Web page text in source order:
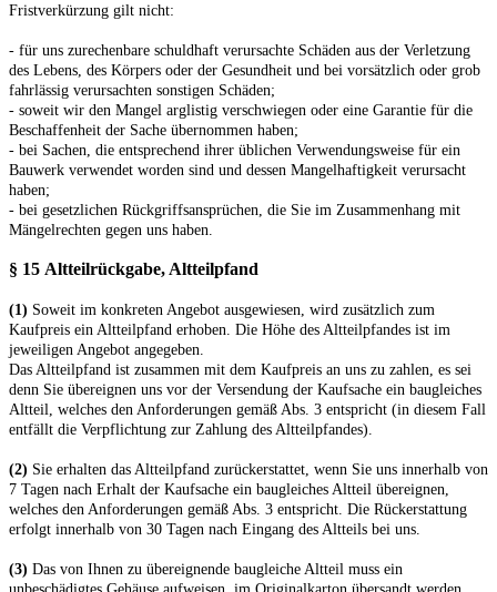
Fristverkürzung gilt nicht:
- für uns zurechenbare schuldhaft verursachte Schäden aus der Verletzung
des Lebens, des Körpers oder der Gesundheit und bei vorsätzlich oder grob
fahrlässig verursachten sonstigen Schäden;
- soweit wir den Mangel arglistig verschwiegen oder eine Garantie für die
Beschaffenheit der Sache übernommen haben;
- bei Sachen, die entsprechend ihrer üblichen Verwendungsweise für ein
Bauwerk verwendet worden sind und dessen Mangelhaftigkeit verursacht
haben;
- bei gesetzlichen Rückgriffsansprüchen, die Sie im Zusammenhang mit
Mängelrechten gegen uns haben.
§ 15 Altteilrückgabe, Altteilpfand
(1) Soweit im konkreten Angebot ausgewiesen, wird zusätzlich zum
Kaufpreis ein Altteilpfand erhoben. Die Höhe des Altteilpfandes ist im
jeweiligen Angebot angegeben.
Das Altteilpfand ist zusammen mit dem Kaufpreis an uns zu zahlen, es sei
denn Sie übereignen uns vor der Versendung der Kaufsache ein baugleiches
Altteil, welches den Anforderungen gemäß Abs. 3 entspricht (in diesem Fall
entfällt die Verpflichtung zur Zahlung des Altteilpfandes).
(2) Sie erhalten das Altteilpfand zurückerstattet, wenn Sie uns innerhalb von
7 Tagen nach Erhalt der Kaufsache ein baugleiches Altteil übereignen,
welches den Anforderungen gemäß Abs. 3 entspricht. Die Rückerstattung
erfolgt innerhalb von 30 Tagen nach Eingang des Altteils bei uns.
(3) Das von Ihnen zu übereignende baugleiche Altteil muss ein